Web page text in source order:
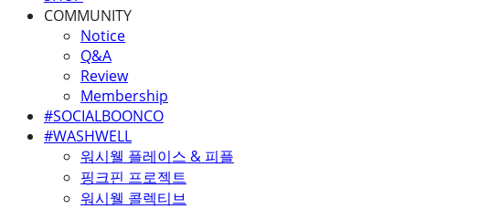
COMMUNITY
Notice
Q&A
Review
Membership
#SOCIALBOONCO
#WASHWELL
워시웰 플레이스 & 피플
핑크핀 프로젝트
워시웰 콜렉티브